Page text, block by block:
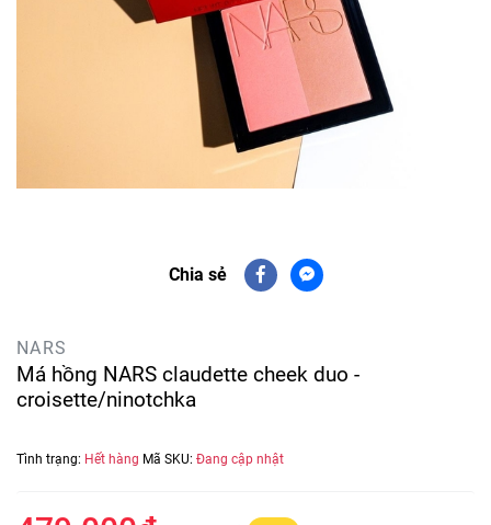
Chia sẻ
NARS
Má hồng NARS claudette cheek duo -
croisette/ninotchka
Tình trạng: Hết hàng Mã SKU: Đang cập nhật